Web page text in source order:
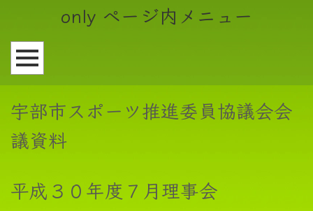
only ページ内メニュー
宇部市スポーツ推進委員協議会会
議資料
平成３０年度７月理事会